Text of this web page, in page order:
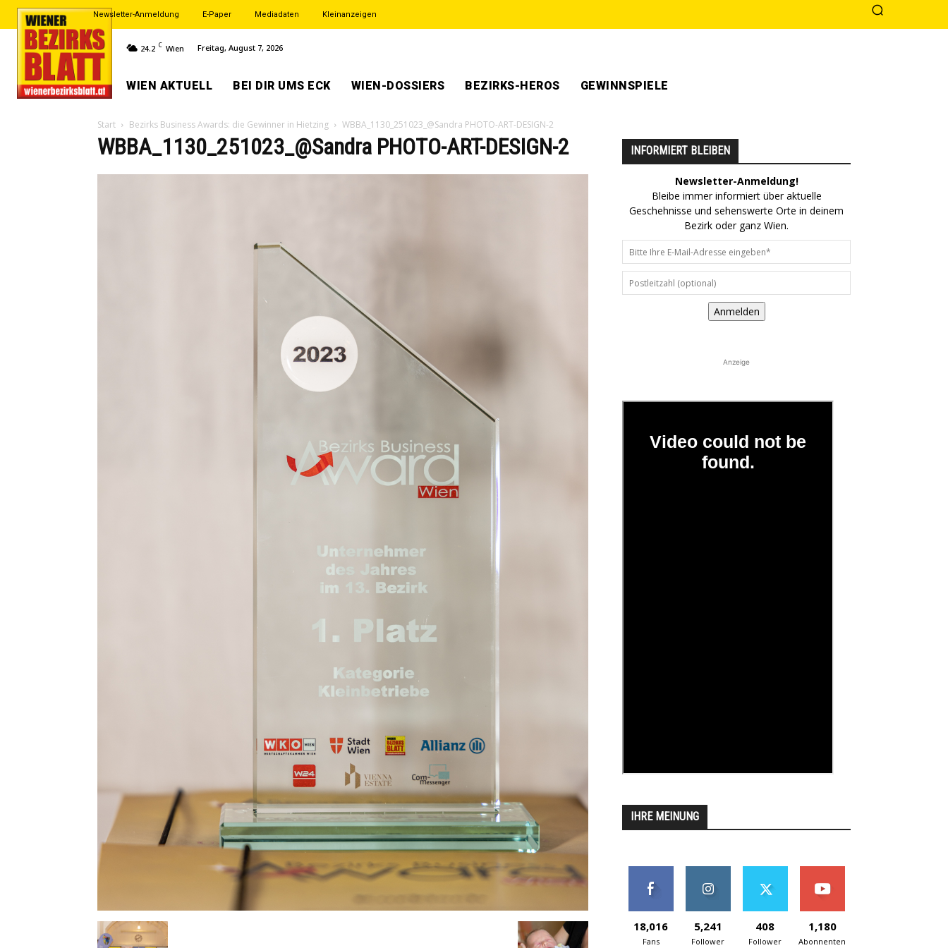
Newsletter-Anmeldung E-Paper Mediadaten Kleinanzeigen
24.2 C Wien Freitag, August 7, 2026
WIEN AKTUELL BEI DIR UMS ECK WIEN-DOSSIERS BEZIRKS-HEROS GEWINNSPIELE
Start Bezirks Business Awards: die Gewinner in Hietzing WBBA_1130_251023_@Sandra PHOTO-ART-DESIGN-2
WBBA_1130_251023_@Sandra PHOTO-ART-DESIGN-2 INFORMIERT BLEIBEN
Newsletter-Anmeldung!
Bleibe immer informiert über aktuelle
Geschehnisse und sehenswerte Orte in deinem
Bezirk oder ganz Wien.
Anmelden
Anzeige
IHRE MEINUNG
18,016
Fans
5,241
Follower
408
Follower
1,180
Abonnenten